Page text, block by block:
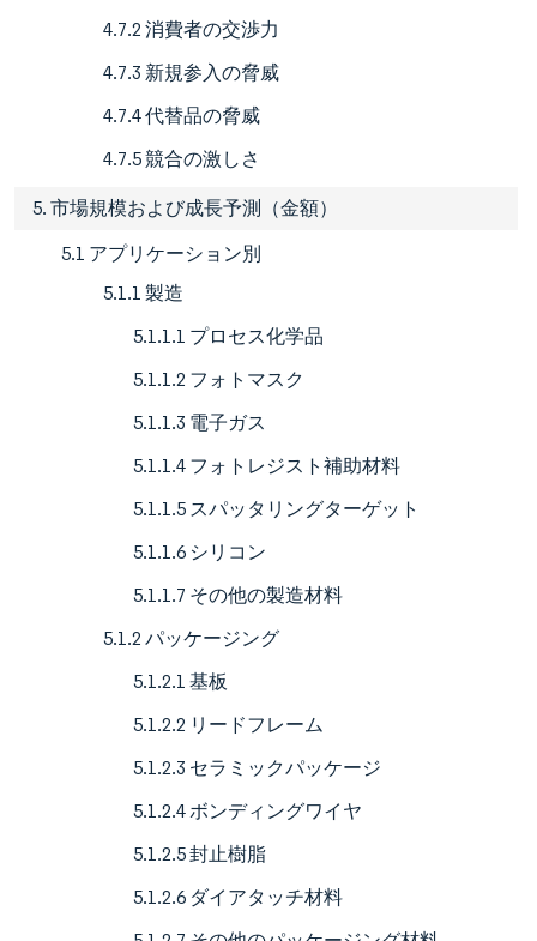
4.7.2 消費者の交渉力
4.7.3 新規参入の脅威
4.7.4 代替品の脅威
4.7.5 競合の激しさ
5. 市場規模および成長予測（金額）
5.1 アプリケーション別
5.1.1 製造
5.1.1.1 プロセス化学品
5.1.1.2 フォトマスク
5.1.1.3 電子ガス
5.1.1.4 フォトレジスト補助材料
5.1.1.5 スパッタリングターゲット
5.1.1.6 シリコン
5.1.1.7 その他の製造材料
5.1.2 パッケージング
5.1.2.1 基板
5.1.2.2 リードフレーム
5.1.2.3 セラミックパッケージ
5.1.2.4 ボンディングワイヤ
5.1.2.5 封止樹脂
5.1.2.6 ダイアタッチ材料